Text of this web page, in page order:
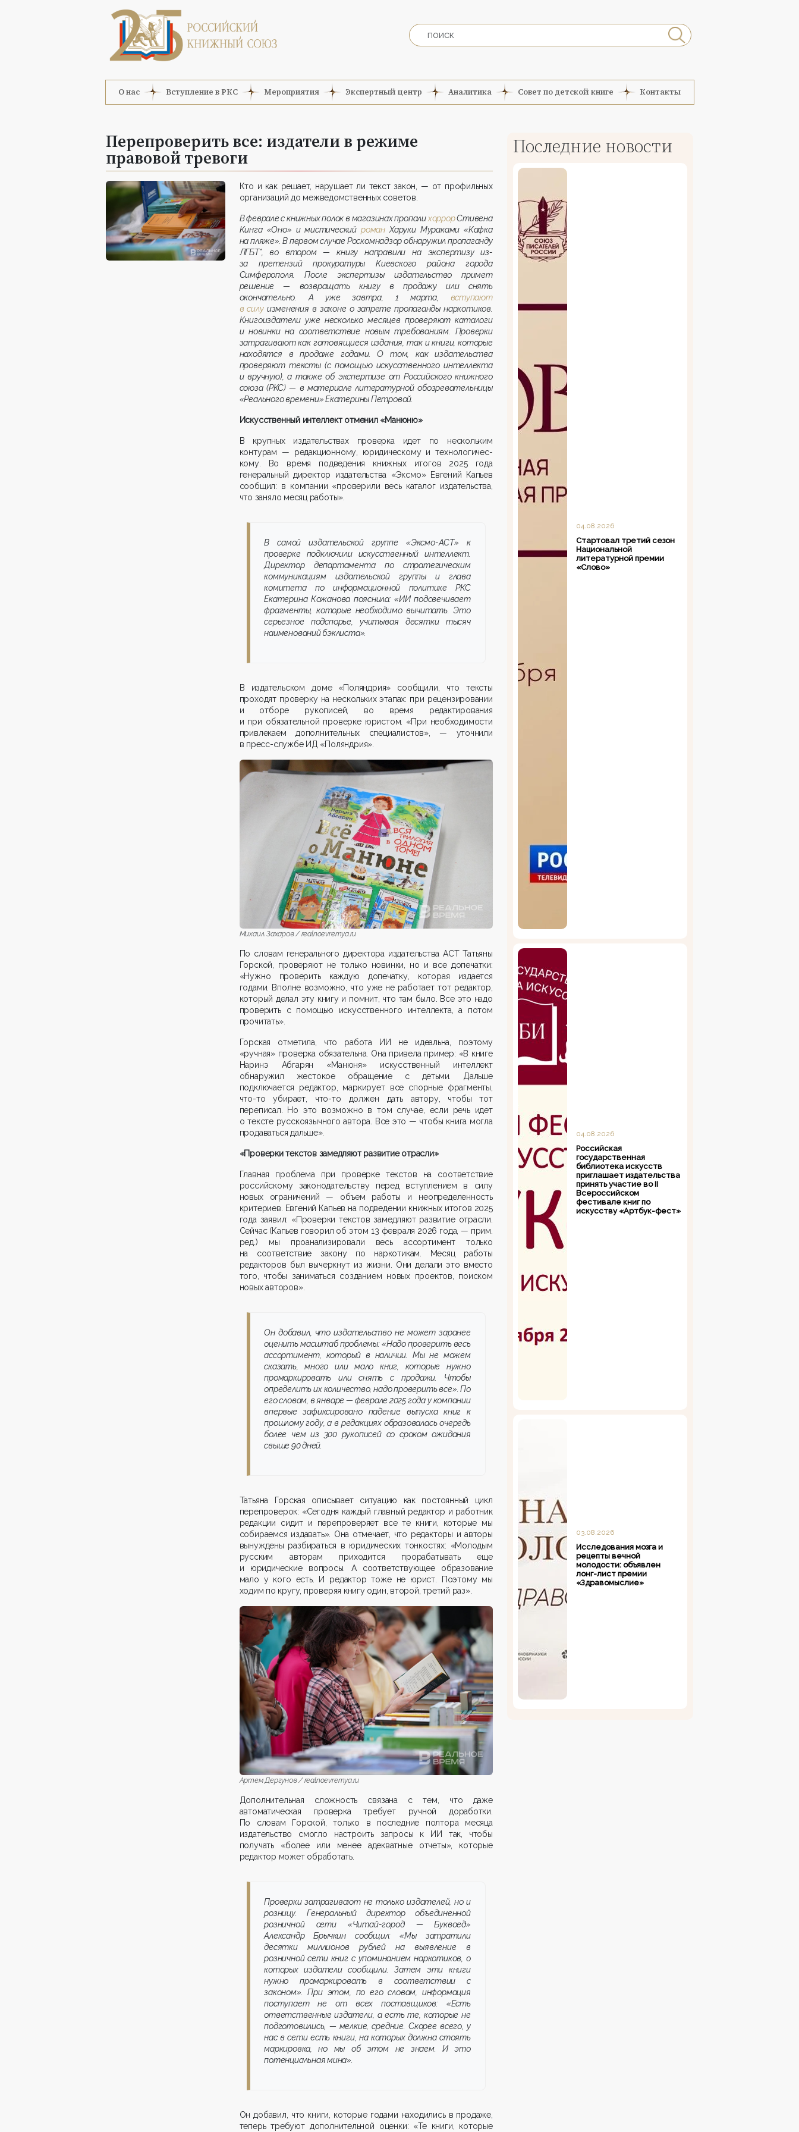
О нас Вступление в РКС Мероприятия Экспертный центр Аналитика Совет по детской книге Контакты
Перепроверить все: издатели в режиме
правовой тревоги
Кто и как решает, нарушает ли текст закон, — от профильных
организаций до межведомственных советов.
В феврале с книжных полок в магазинах про­па­лихоррорСтивена
Кинга «Оно» и мисти­чес­кийроман Харуки Мураками «Кафка
на пляже». В первом случае Роскомнадзор обнаружил пропаганду
ЛГБТ*, во втором — книгу направили на экспертизу из-
за претензий прокуратуры Киевского района города
Симферополя. После экспертизы издательство примет
решение — возвращать книгу в продажу или снять
окончательно. А уже завтра, 1 марта, вступают
в силуизменения в законе о запрете пропаганды наркотиков.
Книгоиздатели уже несколько месяцев проверяют каталоги
и новинки на соответствие новым требованиям. Проверки
затрагивают как готовящиеся издания, так и книги, которые
находятся в продаже годами. О том, как издательства
проверяют тексты (с помощью искусственного интеллекта
и вручную), а также об экспертизе от Российского книжного
союза (РКС) — в материале литературной обозревательницы
«Реального времени» Екатерины Петровой.
Искусственный интеллект отменил «Манюню»
В крупных издательствах проверка идет по нескольким
контурам — редакционному, юридическому и техно­логи­чес­
кому. Во время подведения книжных итогов 2025 года
генеральный директор издательства «Эксмо» Евгений Капьев
сообщил: в компании «проверили весь каталог издательства,
что заняло месяц работы».
В самой издательской группе «Эксмо-АСТ» к
проверке подключили искусственный интеллект.
Директор департамента по стратегическим
коммуникациям издательской группы и глава
комитета по информационной политике РКС
Екатерина Кожанова пояснила: «ИИ подсвечивает
фрагменты, которые необходимо вычитать. Это
серьезное подспорье, учитывая десятки тысяч
наименований бэклиста».
В издательском доме «Поляндрия» сообщили, что тексты
проходят проверку на нескольких этапах: при рецензировании
и отборе рукописей, во время редактирования
и при обязательной проверке юристом. «При необходимости
привлекаем дополнительных специалистов», — уточнили
в пресс-службе ИД «Поляндрия».
Михаил Захаров / realnoevremya.ru
По словам генерального директора издательства АСТ Татьяны
Горской, проверяют не только новинки, но и все допечатки:
«Нужно проверить каждую допечатку, которая издается
годами. Вполне возможно, что уже не работает тот редактор,
который делал эту книгу и помнит, что там было. Все это надо
проверить с помощью искусственного интеллекта, а потом
прочитать».
Горская отметила, что работа ИИ не идеальна, поэтому
«ручная» проверка обязательна. Она привела пример: «В книге
Наринэ Абгарян «Манюня» искусственный интеллект
обнаружил жестокое обращение с детьми. Дальше
подключается редактор, маркирует все спорные фрагменты,
что-то убирает, что-то должен дать автору, чтобы тот
переписал. Но это возможно в том случае, если речь идет
о тексте русскоязычного автора. Все это — чтобы книга могла
продаваться дальше».
«Проверки текстов замедляют развитие отрасли»
Главная проблема при проверке текстов на соответствие
российскому законодательству перед вступлением в силу
новых ограничений — объем работы и неопределенность
критериев. Евгений Капьев на подведении книжных итогов 2025
года заявил: «Проверки текстов замедляют развитие отрасли.
Сейчас (Капьев говорил об этом 13 февраля 2026 года, — прим.
ред.) мы проанализировали весь ассортимент только
на соответствие закону по наркотикам. Месяц работы
редакторов был вычеркнут из жизни. Они делали это вместо
того, чтобы заниматься созданием новых проектов, поиском
новых авторов».
Он добавил, что издательство не может заранее
оценить масштаб проблемы: «Надо проверить весь
ассортимент, который в наличии. Мы не можем
сказать, много или мало книг, которые нужно
промаркировать или снять с продажи. Чтобы
определить их количество, надо проверить все». По
его словам, в январе — феврале 2025 года у компании
впервые зафиксировано падение выпуска книг к
прошлому году, а в редакциях образовалась очередь
более чем из 300 рукописей со сроком ожидания
свыше 90 дней.
Татьяна Горская описывает ситуацию как постоянный цикл
перепроверок: «Сегодня каждый главный редактор и работник
редакции сидит и перепроверяет все те книги, которые мы
собираемся издавать». Она отмечает, что редакторы и авторы
вынуждены разбираться в юридических тонкостях: «Молодым
русским авторам приходится прорабатывать еще
и юридические вопросы. А соответствующее образование
мало у кого есть. И редактор тоже не юрист. Поэтому мы
ходим по кругу, проверяя книгу один, второй, третий раз».
Артем Дергунов / realnoevremya.ru
Дополнительная сложность связана с тем, что даже
автоматическая проверка требует ручной доработки.
По словам Горской, только в последние полтора месяца
издательство смогло настроить запросы к ИИ так, чтобы
получать «более или менее адекватные отчеты», которые
редактор может обработать.
Проверки затрагивают не только издателей, но и
розницу. Генеральный директор объединенной
розничной сети «Читай-город — Буквоед»
Александр Брычкин сообщил: «Мы затратили
десятки миллионов рублей на выявление в
розничной сети книг с упоминанием наркотиков, о
которых издатели сообщили. Затем эти книги
нужно промаркировать в соответствии с
законом». При этом, по его словам, информация
поступает не от всех поставщиков: «Есть
ответственные издатели, а есть те, которые не
подготовились, — мелкие, средние. Скорее всего, у
нас в сети есть книги, на которых должна стоять
маркировка, но мы об этом не знаем. И это
потенциальная мина».
Он добавил, что книги, которые годами находились в продаже,
теперь требуют дополнительной оценки: «Те книги, которые
Последние новости
04.08.2026
Стартовал третий сезон
Национальной
литературной премии
«Слово»
04.08.2026
Российская
государственная
библиотека искусств
приглашает издательства
принять участие во II
Всероссийском
фестивале книг по
искусству «Артбук-фест»
03.08.2026
Исследования мозга и
рецепты вечной
молодости: объявлен
лонг-лист премии
«Здравомыслие»